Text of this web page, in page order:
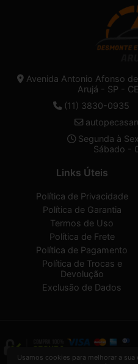
Avenida Antonio Afonso
Arujá - SP -
(11) 3830-0935
Segunda à
Sábado -
Links Úteis
Política de Privacidade
Política de Garantia
Termos de Uso
Política de Frete
Política de Pagamento
Política de Trocas e
Devolução
Exclusão de Dados
Usamos cookies para melhorar a